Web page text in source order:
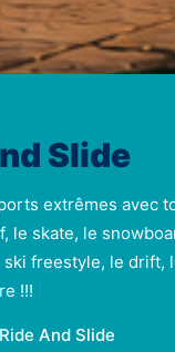
Slide
extrêmes avec
le skate, le
ski freestyle, le drift,
!!!
And Slide